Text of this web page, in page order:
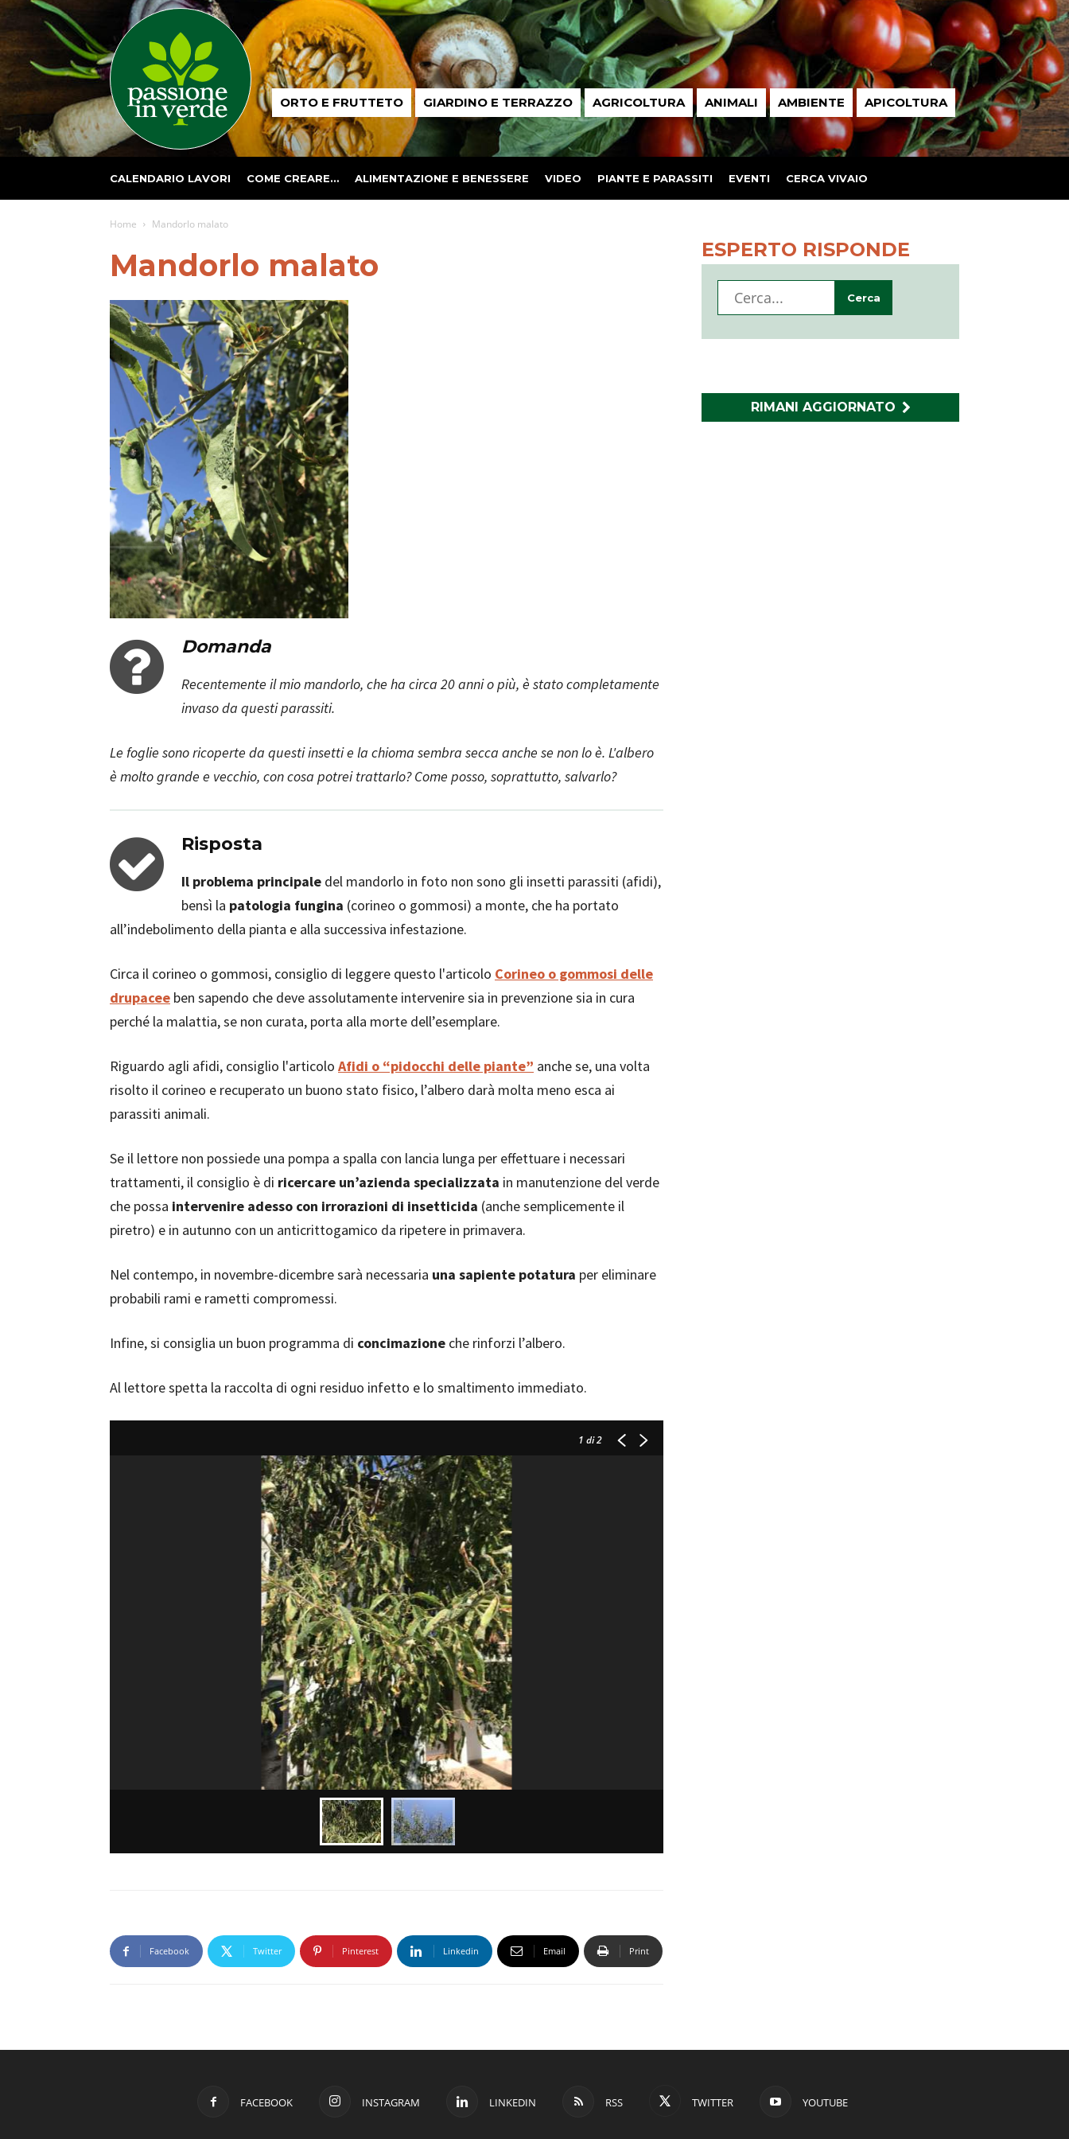
Passione
in ORTO E FRUTTETO GIARDINO E TERRAZZO AGRICOLTURA ANIMALI AMBIENTE APICOLTURA
CALENDARIO LAVORI COME CREARE… ALIMENTAZIONE E BENESSERE VIDEO PIANTE E PARASSITI EVENTI CERCA VIVAIO
Home Mandorlo malato
Mandorlo malato
Domanda
Recentemente il mio mandorlo, che ha circa 20 anni o più, è stato completamente
invaso da questi parassiti.
Le foglie sono ricoperte da questi insetti e la chioma sembra secca anche se non lo è. L'albero
è molto grande e vecchio, con cosa potrei trattarlo? Come posso, soprattutto, salvarlo?
Risposta
Il problema principale del mandorlo in foto non sono gli insetti parassiti (afidi),
bensì la patologia fungina (corineo o gommosi) a monte, che ha portato
all’indebolimento della pianta e alla successiva infestazione.
Circa il corineo o gommosi, consiglio di leggere questo l'articolo Corineo o gommosi delle
drupacee ben sapendo che deve assolutamente intervenire sia in prevenzione sia in cura
perché la malattia, se non curata, porta alla morte dell’esemplare.
Riguardo agli afidi, consiglio l'articolo Afidi o “pidocchi delle piante” anche se, una volta
risolto il corineo e recuperato un buono stato fisico, l’albero darà molta meno esca ai
parassiti animali.
Se il lettore non possiede una pompa a spalla con lancia lunga per effettuare i necessari
trattamenti, il consiglio è di ricercare un’azienda specializzata in manutenzione del verde
che possa intervenire adesso con irrorazioni di insetticida (anche semplicemente il
piretro) e in autunno con un anticrittogamico da ripetere in primavera.
Nel contempo, in novembre-dicembre sarà necessaria una sapiente potatura per eliminare
probabili rami e rametti compromessi.
Infine, si consiglia un buon programma di concimazione che rinforzi l’albero.
Al lettore spetta la raccolta di ogni residuo infetto e lo smaltimento immediato.
1 di 2
Facebook Twitter Pinterest Linkedin Email Print
ESPERTO RISPONDE
RIMANI AGGIORNATO
FACEBOOK INSTAGRAM LINKEDIN RSS TWITTER YOUTUBE